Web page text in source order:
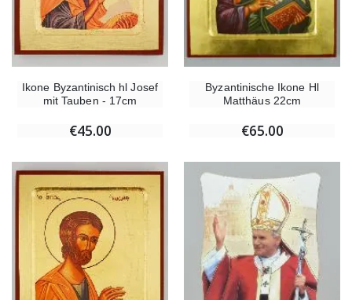
Ikone Byzantinisch hl Josef
mit Tauben - 17cm
€45.00
Byzantinische Ikone Hl
Matthäus 22cm
€65.00